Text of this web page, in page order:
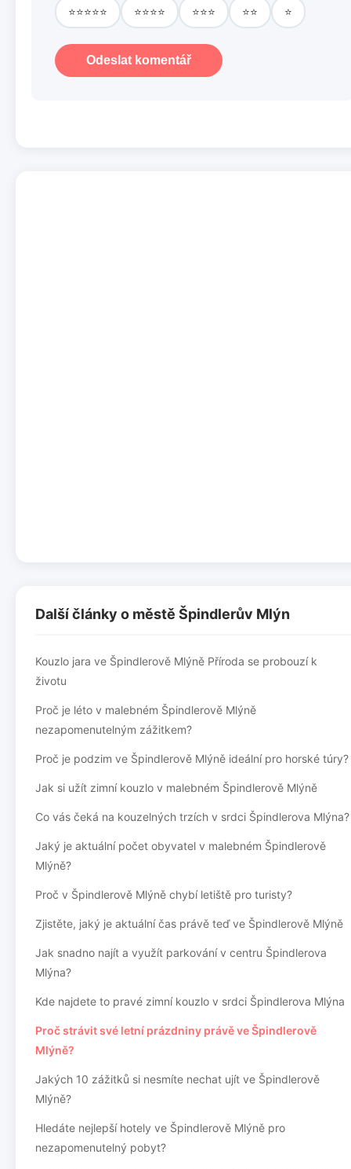
⭐⭐⭐⭐⭐ ⭐⭐⭐⭐ ⭐⭐⭐ ⭐⭐ ⭐
Odeslat komentář
Další články o městě Špindlerův Mlýn
Kouzlo jara ve Špindlerově Mlýně Příroda se probouzí k
životu
Proč je léto v malebném Špindlerově Mlýně
nezapomenutelným zážitkem?
Proč je podzim ve Špindlerově Mlýně ideální pro horské túry?
Jak si užít zimní kouzlo v malebném Špindlerově Mlýně
Co vás čeká na kouzelných trzích v srdci Špindlerova Mlýna?
Jaký je aktuální počet obyvatel v malebném Špindlerově
Mlýně?
Proč v Špindlerově Mlýně chybí letiště pro turisty?
Zjistěte, jaký je aktuální čas právě teď ve Špindlerově Mlýně
Jak snadno najít a využít parkování v centru Špindlerova
Mlýna?
Kde najdete to pravé zimní kouzlo v srdci Špindlerova Mlýna
Proč strávit své letní prázdniny právě ve Špindlerově
Mlýně?
Jakých 10 zážitků si nesmíte nechat ujít ve Špindlerově
Mlýně?
Hledáte nejlepší hotely ve Špindlerově Mlýně pro
nezapomenutelný pobyt?